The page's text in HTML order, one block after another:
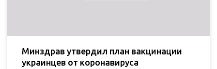
Минздрав утвердил план вакцинации
украинцев от коронавируса